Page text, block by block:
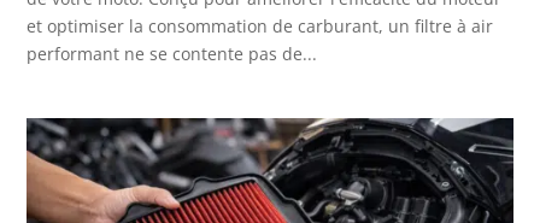
et optimiser la consommation de carburant, un filtre à air
performant ne se contente pas de...